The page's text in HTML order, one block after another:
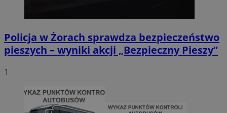
Policja w Żorach sprawdza bezpieczeństwo
pieszych – wyniki akcji „Bezpieczny Pieszy”
1